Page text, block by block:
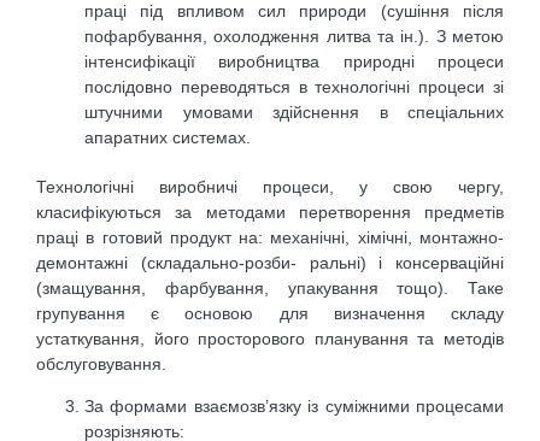
праці під впливом сил природи (сушіння після
пофарбування, охолодження литва та ін.). З метою
інтенсифікації виробництва природні процеси
послідовно переводяться в технологічні процеси зі
штучними умовами здійснення в спеціальних
апаратних системах.
Технологічні виробничі процеси, у свою чергу,
класифікуються за методами перетворення предметів
праці в готовий продукт на: механічні, хімічні, монтажно-
демонтажні (складально-розби- ральні) і консерваційні
(змащування, фарбування, упакування тощо). Таке
групування є основою для визначення складу
устаткування, його просторового планування та методів
обслуговування.
За формами взаємозв’язку із суміжними процесами
розрізняють: